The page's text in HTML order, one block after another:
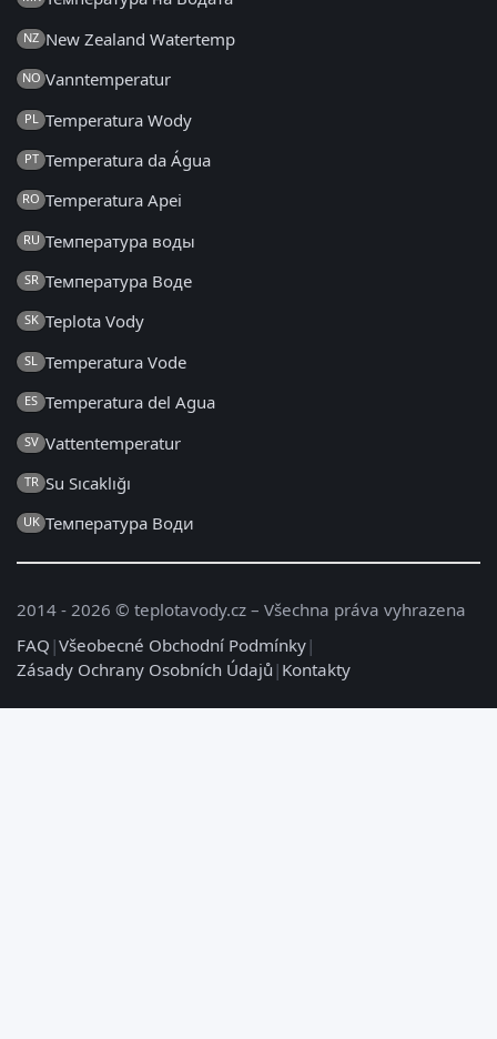
NZ New Zealand Watertemp
NO Vanntemperatur
PL Temperatura Wody
PT Temperatura da Água
RO Temperatura Apei
RU Температура воды
SR Температура Воде
SK Teplota Vody
SL Temperatura Vode
ES Temperatura del Agua
SV Vattentemperatur
TR Su Sıcaklığı
UK Температура Води
2014 - 2026 © teplotavody.cz – Všechna práva vyhrazena
FAQ |Všeobecné Obchodní Podmínky|
Zásady Ochrany Osobních Údajů | Kontakty